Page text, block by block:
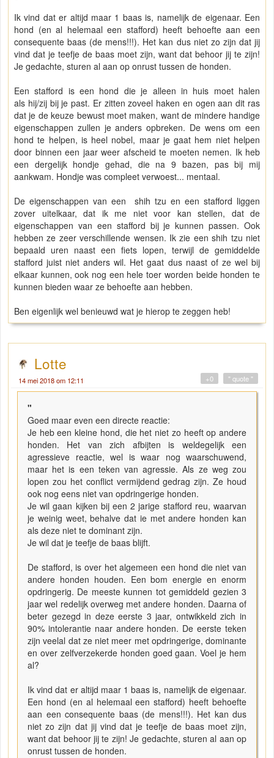
Ik vind dat er altijd maar 1 baas is, namelijk de eigenaar. Een
hond (en al helemaal een stafford) heeft behoefte aan een
consequente baas (de mens!!!). Het kan dus niet zo zijn dat jij
vind dat je teefje de baas moet zijn, want dat behoor jij te zijn!
Je gedachte, sturen al aan op onrust tussen de honden.
Een stafford is een hond die je alleen in huis moet halen
als hij/zij bij je past. Er zitten zoveel haken en ogen aan dit ras
dat je de keuze bewust moet maken, want de mindere handige
eigenschappen zullen je anders opbreken. De wens om een
hond te helpen, is heel nobel, maar je gaat hem niet helpen
door binnen een jaar weer afscheid te moeten nemen. Ik heb
een dergelijk hondje gehad, die na 9 bazen, pas bij mij
aankwam. Hondje was compleet verwoest... mentaal.
De eigenschappen van een shih tzu en een stafford liggen
zover uitelkaar, dat ik me niet voor kan stellen, dat de
eigenschappen van een stafford bij je kunnen passen. Ook
hebben ze zeer verschillende wensen. Ik zie een shih tzu niet
bepaald uren naast een fiets lopen, terwijl de gemiddelde
stafford juist niet anders wil. Het gaat dus naast of ze wel bij
elkaar kunnen, ook nog een hele toer worden beide honden te
kunnen bieden waar ze behoefte aan hebben.
Ben eigenlijk wel benieuwd wat je hierop te zeggen heb!
Lotte
14 mei 2018 om 12:11 " quote "
+0
"
Goed maar even een directe reactie:
Je heb een kleine hond, die het niet zo heeft op andere
honden. Het van zich afbijten is weldegelijk een
agressieve reactie, wel is waar nog waarschuwend,
maar het is een teken van agressie. Als ze weg zou
lopen zou het conflict vermijdend gedrag zijn. Ze houd
ook nog eens niet van opdringerige honden.
Je wil gaan kijken bij een 2 jarige stafford reu, waarvan
je weinig weet, behalve dat ie met andere honden kan
als deze niet te dominant zijn.
Je wil dat je teefje de baas blijft.
De stafford, is over het algemeen een hond die niet van
andere honden houden. Een bom energie en enorm
opdringerig. De meeste kunnen tot gemiddeld gezien 3
jaar wel redelijk overweg met andere honden. Daarna of
beter gezegd in deze eerste 3 jaar, ontwikkeld zich in
90% intolerantie naar andere honden. De eerste teken
zijn veelal dat ze niet meer met opdringerige, dominante
en over zelfverzekerde honden goed gaan. Voel je hem
al?
Ik vind dat er altijd maar 1 baas is, namelijk de eigenaar.
Een hond (en al helemaal een stafford) heeft behoefte
aan een consequente baas (de mens!!!). Het kan dus
niet zo zijn dat jij vind dat je teefje de baas moet zijn,
want dat behoor jij te zijn! Je gedachte, sturen al aan op
onrust tussen de honden.